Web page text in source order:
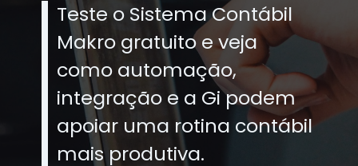
Teste o Sistema Contábil
Makro gratuito e veja
como automação,
integração e a Gi podem
apoiar uma rotina contábil
mais produtiva.